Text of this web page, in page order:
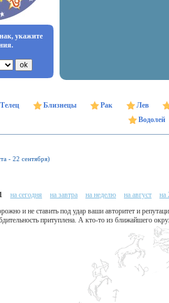
укажите
Телец Близнецы Рак Лев
Водолей
- 22 сентября)
на сегодня на завтра на неделю на август на
и не ставить под удар ваши авторитет и
притуплена. А кто-то из ближайшего